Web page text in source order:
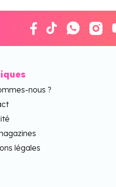
nous ?
légales